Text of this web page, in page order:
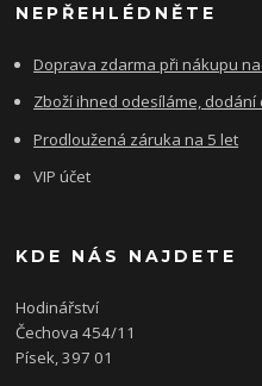
NEPŘEHLÉDNĚTE
Doprava zdarma při nákupu
Zboží ihned odesíláme,
Prodloužená záruka na 5 let
VIP účet
KDE NÁS NAJDETE
Hodinářství
Čechova 454/11
Písek, 397 01